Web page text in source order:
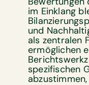
im Einklang
und
als zentralen
ermöglichen
spezifischen